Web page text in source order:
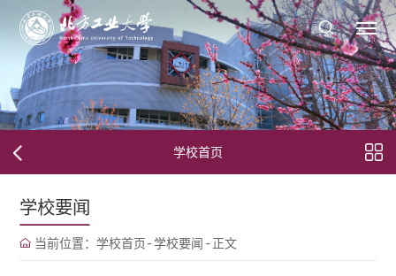
学校首页
学校要闻
当前位置： 学校首页-学校要闻 -正文